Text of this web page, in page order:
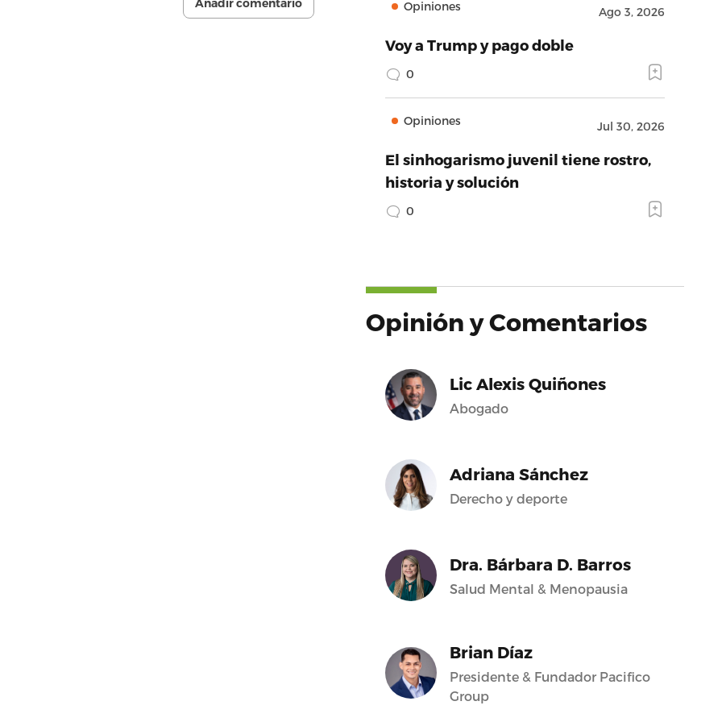
Añadir comentario Opiniones Ago 3, 2026
Voy a Trump y pago doble
0
Opiniones Jul 30, 2026
El sinhogarismo juvenil tiene rostro,
historia y solución
0
Opinión y Comentarios
Lic Alexis Quiñones
Abogado
Adriana Sánchez
Derecho y deporte
Dra. Bárbara D. Barros
Salud Mental & Menopausia
Brian Díaz
Presidente & Fundador Pacifico
Group